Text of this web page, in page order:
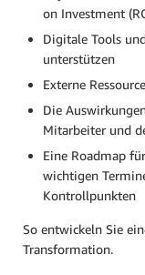
on Investment
Digitale Tools
unterstützen
Externe
Die
Mitarbeiter und
Eine Roadmap
wichtigen
Kontrollpunkten
So entwickeln Sie
Transformation.